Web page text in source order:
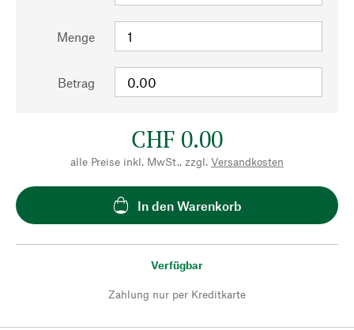
Menge
Betrag
CHF 0.00
alle Preise inkl. MwSt., zzgl. Versandkosten
In den Warenkorb
Verfügbar
Zahlung nur per Kreditkarte